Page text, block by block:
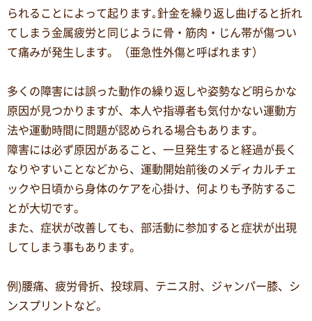
られることによって起ります｡針金を繰り返し曲げると折れ
てしまう金属疲労と同じように骨・筋肉・じん帯が傷つい
て痛みが発生します。（亜急性外傷と呼ばれます）
多くの障害には誤った動作の繰り返しや姿勢など明らかな
原因が見つかりますが、本人や指導者も気付かない運動方
法や運動時間に問題が認められる場合もあります。
障害には必ず原因があること、一旦発生すると経過が長く
なりやすいことなどから、運動開始前後のメディカルチェ
ックや日頃から身体のケアを心掛け、何よりも予防するこ
とが大切です。
また、症状が改善しても、部活動に参加すると症状が出現
してしまう事もあります。
例)腰痛、疲労骨折、投球肩、テニス肘、ジャンパー膝、シ
ンスプリントなど。